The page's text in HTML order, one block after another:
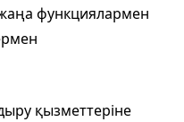
функциялармен
қызметтеріне